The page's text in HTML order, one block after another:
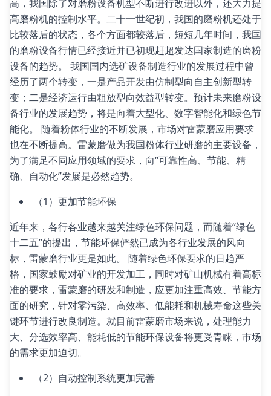
高，我国除了对磨粉设备机型不断进行改进以外，还大力提
高磨粉机的控制水平。二十一世纪初，我国的磨粉机还处于
比较落后的状态，各个方面都较落后，短短几年时间，我国
的磨粉设备行情已经接近并已初现赶超发达国家制造的磨粉
设备的趋势。 我国国内选矿设备制造行业的发展过程中曾
经历了两个转变，一是产品开发由仿制型向自主创新型转
变；二是经济运行由粗放型向效益型转变。预计未来磨粉设
备行业的发展趋势，将是向着大型化、数字智能化和绿色节
能化。 随着粉体行业的不断发展，市场对雷蒙磨应用要求
也在不断提高。雷蒙磨做为我国粉体行业研磨的主要设备，
为了满足不同应用领域的要求，向“可靠性高、节能、精
确、自动化”发展是必然趋势。
（1）更加节能环保
近年来，各行各业越来越关注绿色环保问题，而随着“绿色
十二五”的提出，节能环保俨然已成为各行业发展的风向
标，雷蒙磨行业更是如此。 随着绿色环保要求的日趋严
格，国家鼓励对矿业的开发加工，同时对矿山机械有着高标
准的要求，雷蒙磨的研发和制造，应更加注重高效、节能方
面的研究，针对零污染、高效率、低能耗和机械寿命这些关
键环节进行改良制造。就目前雷蒙磨市场来说，处理能力
大、分选效率高、能耗低的节能环保设备将更受青睐，市场
的需求更加迫切。
（2）自动控制系统更加完善